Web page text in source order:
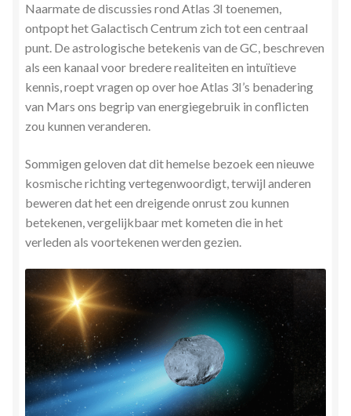
Naarmate de discussies rond Atlas 3I toenemen,
ontpopt het Galactisch Centrum zich tot een centraal
punt. De astrologische betekenis van de GC, beschreven
als een kanaal voor bredere realiteiten en intuïtieve
kennis, roept vragen op over hoe Atlas 3I’s benadering
van Mars ons begrip van energiegebruik in conflicten
zou kunnen veranderen.
Sommigen geloven dat dit hemelse bezoek een nieuwe
kosmische richting vertegenwoordigt, terwijl anderen
beweren dat het een dreigende onrust zou kunnen
betekenen, vergelijkbaar met kometen die in het
verleden als voortekenen werden gezien.